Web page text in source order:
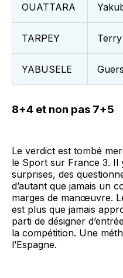
OUATTARA
TARPEY Terry
YABUSELE
8+4 et non pas 7+5
Le verdict est tombé
le Sport sur France 3. Il
surprises, des
d’autant que jamais un
marges de manœuvre.
est plus que jamais
parti de désigner
la compétition. Une
l’Espagne.